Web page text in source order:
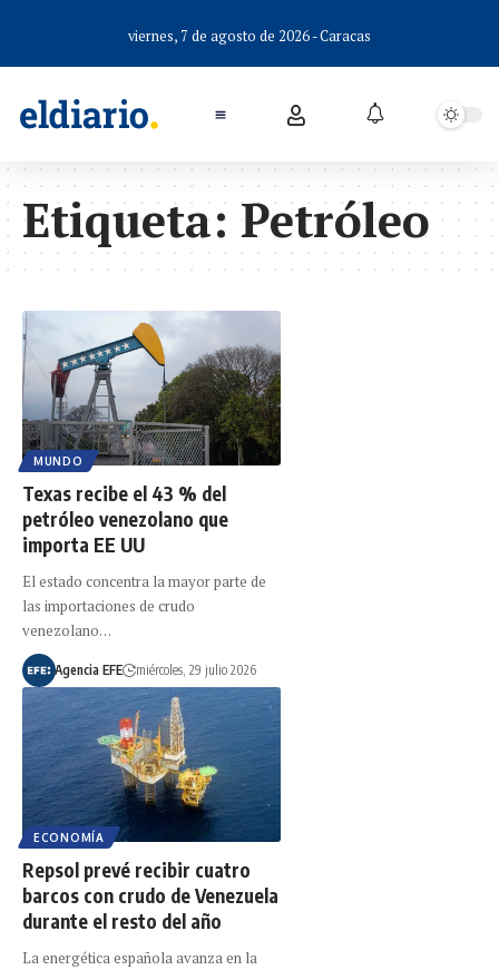
viernes, 7 de agosto de 2026 - Caracas
Etiqueta: Petróleo
MUNDO
Texas recibe el 43 % del
petróleo venezolano que
importa EE UU
El estado concentra la mayor parte de
las importaciones de crudo
venezolano…
Agencia EFE miércoles, 29 julio 2026
ECONOMÍA
Repsol prevé recibir cuatro
barcos con crudo de Venezuela
durante el resto del año
La energética española avanza en la